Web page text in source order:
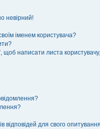
невірний!
іменем користувача?
написати листа користувачу,
відповідей для свого